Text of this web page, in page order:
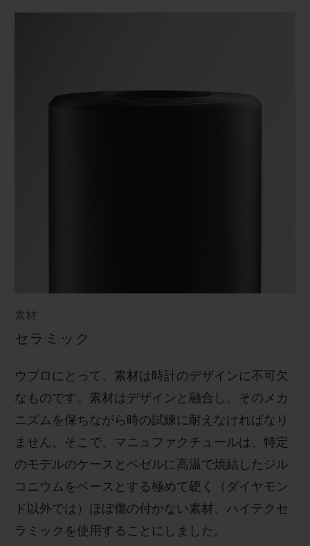
素材
セラミック
ウブロにとって、素材は時計のデザインに不可欠
なものです。素材はデザインと融合し、そのメカ
ニズムを保ちながら時の試練に耐えなければなり
ません。そこで、マニュファクチュールは、特定
のモデルのケースとベゼルに高温で焼結したジル
コニウムをベースとする極めて硬く（ダイヤモン
ド以外では）ほぼ傷の付かない素材、ハイテクセ
ラミックを使用することにしました。